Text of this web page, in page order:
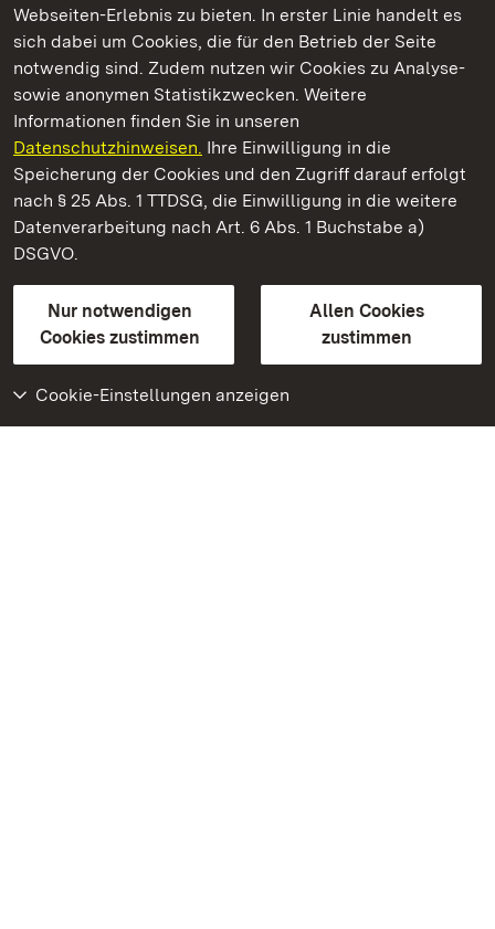
Webseiten-Erlebnis zu bieten. In erster Linie handelt es
sich dabei um Cookies, die für den Betrieb der Seite
notwendig sind. Zudem nutzen wir Cookies zu Analyse-
sowie anonymen Statistikzwecken. Weitere
Informationen finden Sie in unseren
Datenschutzhinweisen. Ihre Einwilligung in die
Speicherung der Cookies und den Zugriff darauf erfolgt
nach § 25 Abs. 1 TTDSG, die Einwilligung in die weitere
Datenverarbeitung nach Art. 6 Abs. 1 Buchstabe a)
DSGVO.
Nur notwendigen
Cookies zustimmen
Allen Cookies
zustimmen
Cookie-Einstellungen anzeigen
Kommen. Staunen. Genießen.
Barockschloss Mannheim
Staatliche Schlösser und Gärten Baden-Württemberg
Kontakt
GebärdenspracheLeichte Sprache
Erklärung zur Barrierefreiheit
BITV-konform (geprüfte Seiten)
Weiteres